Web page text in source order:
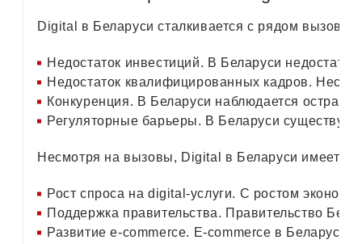
Digital в Беларуси сталкивается с рядом вызовов:
Недостаток инвестиций. В Беларуси
Недостаток квалифицированных кадров.
Конкуренция. В Беларуси наблюдается острая
Регуляторные барьеры. В Беларуси
Несмотря на вызовы, Digital в Беларуси имеет
Рост спроса на digital-услуги. С ростом
Поддержка правительства. Правительство
Развитие e-commerce. E-commerce в Беларуси